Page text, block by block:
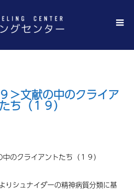
＞文献の中のクライア
ち（１９）
中のクライアントたち （１９）
りシュナイダーの精神病質分類に基